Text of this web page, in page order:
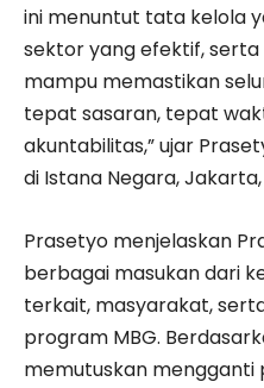
ini menuntut tata kelola
sektor yang efektif,
mampu memastikan
tepat sasaran, tepat
akuntabilitas,” ujar
di Istana Negara,
Prasetyo menjelaskan
berbagai masukan dari
terkait, masyarakat,
program MBG.
memutuskan mengganti